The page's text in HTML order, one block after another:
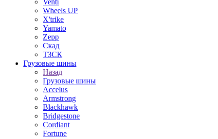
Venti
Wheels UP
X'trike
Yamato
Zepp
Скад
ТЗСК
Грузовые шины
Назад
Грузовые шины
Accelus
Armstrong
Blackhawk
Bridgestone
Cordiant
Fortune